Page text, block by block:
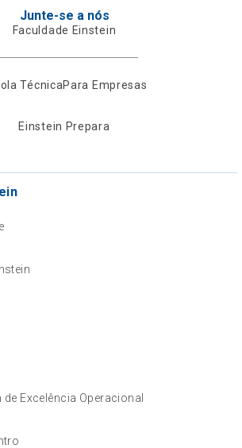
Junte-se a nós
Faculdade Einstein
TécnicaPara Empresas
Einstein Prepara
Excelência Operacional